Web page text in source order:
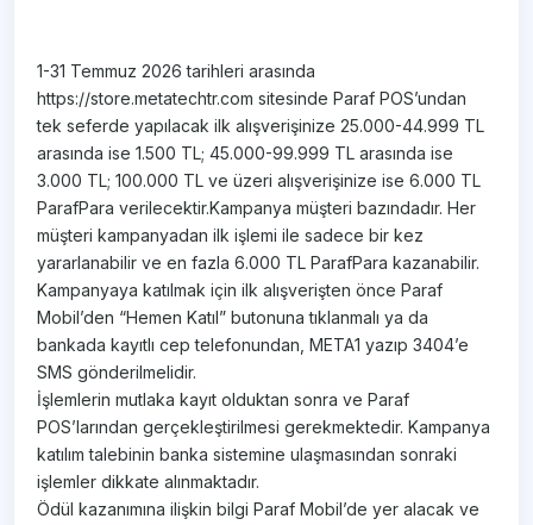
1-31 Temmuz 2026 tarihleri arasında
https://store.metatechtr.com sitesinde Paraf POS’undan
tek seferde yapılacak ilk alışverişinize 25.000-44.999 TL
arasında ise 1.500 TL; 45.000-99.999 TL arasında ise
3.000 TL; 100.000 TL ve üzeri alışverişinize ise 6.000 TL
ParafPara verilecektir.Kampanya müşteri bazındadır. Her
müşteri kampanyadan ilk işlemi ile sadece bir kez
yararlanabilir ve en fazla 6.000 TL ParafPara kazanabilir.
Kampanyaya katılmak için ilk alışverişten önce Paraf
Mobil’den “Hemen Katıl” butonuna tıklanmalı ya da
bankada kayıtlı cep telefonundan, META1 yazıp 3404’e
SMS gönderilmelidir.
İşlemlerin mutlaka kayıt olduktan sonra ve Paraf
POS’larından gerçekleştirilmesi gerekmektedir. Kampanya
katılım talebinin banka sistemine ulaşmasından sonraki
işlemler dikkate alınmaktadır.
Ödül kazanımına ilişkin bilgi Paraf Mobil’de yer alacak ve